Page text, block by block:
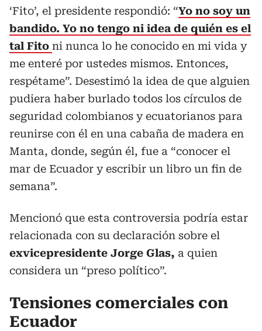
‘Fito’, el presidente respondió: “Yo no soy un
bandido. Yo no tengo ni idea de quién es el
tal Fito ni nunca lo he conocido en mi vida y
me enteré por ustedes mismos. Entonces,
respétame”. Desestimó la idea de que alguien
pudiera haber burlado todos los círculos de
seguridad colombianos y ecuatorianos para
reunirse con él en una cabaña de madera en
Manta, donde, según él, fue a “conocer el
mar de Ecuador y escribir un libro un fin de
semana”.
Mencionó que esta controversia podría estar
relacionada con su declaración sobre el
exvicepresidente Jorge Glas, a quien
considera un “preso político”.
Tensiones comerciales con
Ecuador